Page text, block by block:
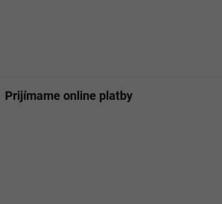
Prijímame online platby